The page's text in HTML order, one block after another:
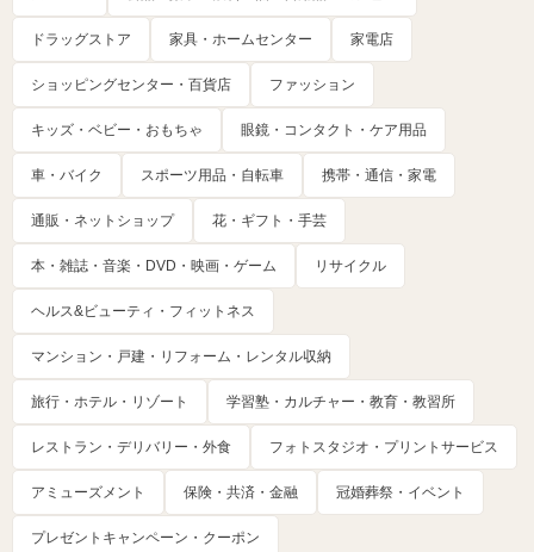
ドラッグストア 家具・ホームセンター 家電店
ショッピングセンター・百貨店 ファッション
キッズ・ベビー・おもちゃ 眼鏡・コンタクト・ケア用品
車・バイク スポーツ用品・自転車 携帯・通信・家電
通販・ネットショップ 花・ギフト・手芸
本・雑誌・音楽・DVD・映画・ゲーム リサイクル
ヘルス&ビューティ・フィットネス
マンション・戸建・リフォーム・レンタル収納
旅行・ホテル・リゾート 学習塾・カルチャー・教育・教習所
レストラン・デリバリー・外食 フォトスタジオ・プリントサービス
アミューズメント 保険・共済・金融 冠婚葬祭・イベント
プレゼントキャンペーン・クーポン